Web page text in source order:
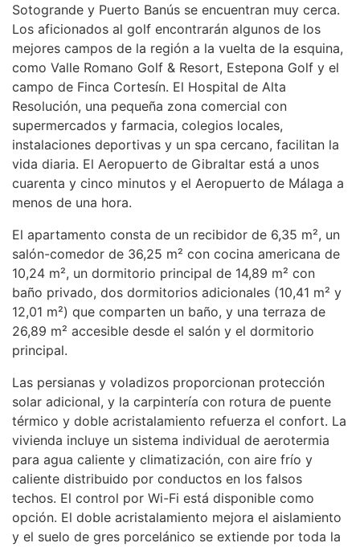
Sotogrande y Puerto Banús se encuentran muy cerca.
Los aficionados al golf encontrarán algunos de los
mejores campos de la región a la vuelta de la esquina,
como Valle Romano Golf & Resort, Estepona Golf y el
campo de Finca Cortesín. El Hospital de Alta
Resolución, una pequeña zona comercial con
supermercados y farmacia, colegios locales,
instalaciones deportivas y un spa cercano, facilitan la
vida diaria. El Aeropuerto de Gibraltar está a unos
cuarenta y cinco minutos y el Aeropuerto de Málaga a
menos de una hora.
El apartamento consta de un recibidor de 6,35 m², un
salón-comedor de 36,25 m² con cocina americana de
10,24 m², un dormitorio principal de 14,89 m² con
baño privado, dos dormitorios adicionales (10,41 m² y
12,01 m²) que comparten un baño, y una terraza de
26,89 m² accesible desde el salón y el dormitorio
principal.
Las persianas y voladizos proporcionan protección
solar adicional, y la carpintería con rotura de puente
térmico y doble acristalamiento refuerza el confort. La
vivienda incluye un sistema individual de aerotermia
para agua caliente y climatización, con aire frío y
caliente distribuido por conductos en los falsos
techos. El control por Wi-Fi está disponible como
opción. El doble acristalamiento mejora el aislamiento
y el suelo de gres porcelánico se extiende por toda la